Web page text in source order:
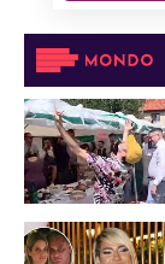
DRAMA ZBOG